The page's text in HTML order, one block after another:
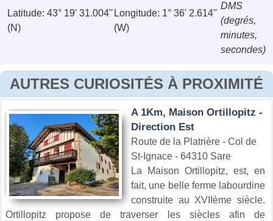
Latitude: 43° 19' 31.004''
(N)
Longitude: 1° 36' 2.614''
(W)
DMS
(degrés,
minutes,
secondes)
AUTRES CURIOSITÉS À PROXIMITÉ
A 1Km, Maison Ortillopitz -
Direction Est
Route de la Platrière - Col de
St-Ignace - 64310 Sare
La Maison Ortillopitz, est, en
fait, une belle ferme labourdine
construite au XVIIème siècle.
Ortillopitz propose de traverser les siècles afin de